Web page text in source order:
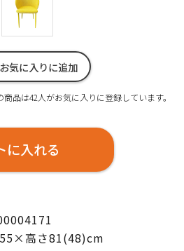
お気に入りに追加
商品は42人がお気に入りに登録しています。
に入れる
高さ81(48)cm